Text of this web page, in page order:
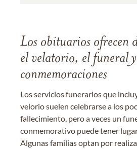
Los obituarios ofrecen
el velatorio, el funeral
conmemoraciones
Los servicios funerarios que
velorio suelen celebrarse a los
fallecimiento, pero a veces un
conmemorativo puede tener
Algunas familias optan por